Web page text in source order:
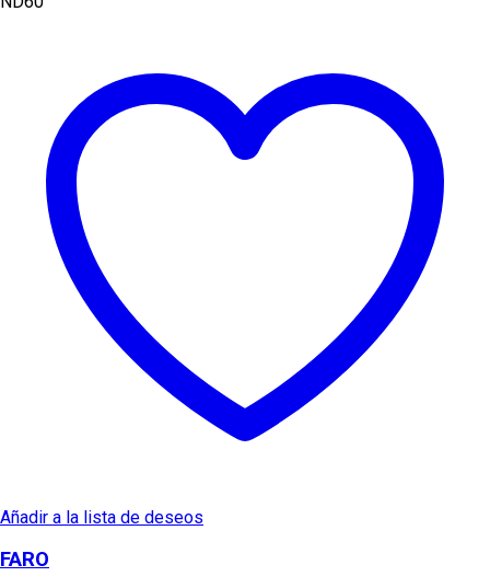
Añadir a la lista de deseos
FARO